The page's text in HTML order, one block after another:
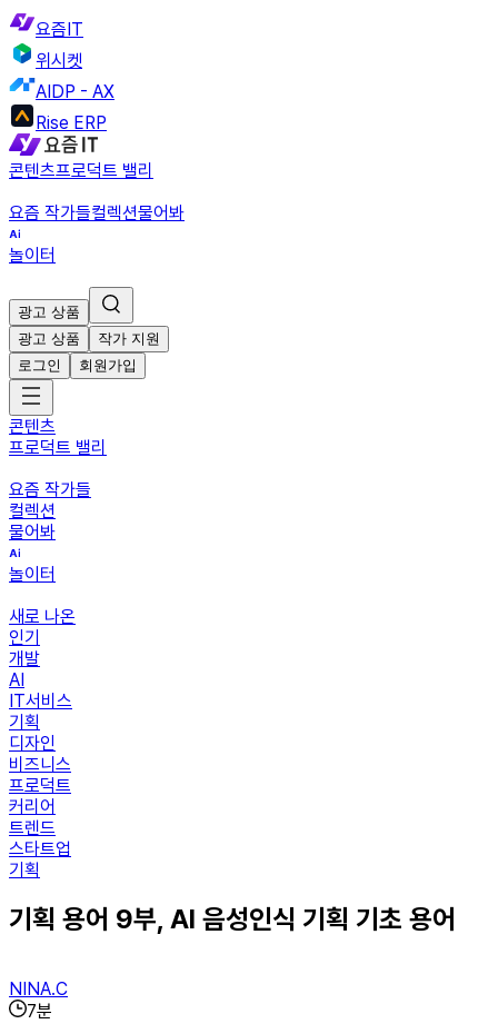
요즘IT
위시켓
AIDP - AX
Rise ERP
콘텐츠프로덕트 밸리
요즘 작가들컬렉션물어봐
놀이터
광고 상품
광고 상품
작가 지원
로그인
회원가입
콘텐츠
프로덕트 밸리
요즘 작가들
컬렉션
물어봐
놀이터
새로 나온
인기
개발
AI
IT서비스
기획
디자인
비즈니스
프로덕트
커리어
트렌드
스타트업
기획
기획 용어 9부, AI 음성인식 기획 기초 용어
NINA.C
7분